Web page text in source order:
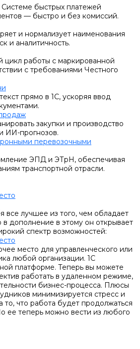
быстрых платежей
— быстро и без комиссий.
и нормализует наименования
и аналитичность.
цикл работы с маркированной
с требованиями Честного
прямо в 1С, ускоряя ввод
закупки и производство
ИИ-прогнозов.
перевозочными
ЭПД и ЭТрН, обеспечивая
транспортной отрасли.
все лучшее из того, чем обладает
дополнение в этому он открывает
спектр возможностей:
место для управленческого или
любой организации. 1С
платформе. Теперь вы можете
работать в удаленном режиме,
бизнес-процесса. Плюсы
минимизируется стресс и
то, что работа будет продолжаться
ее теперь можно вести из любого